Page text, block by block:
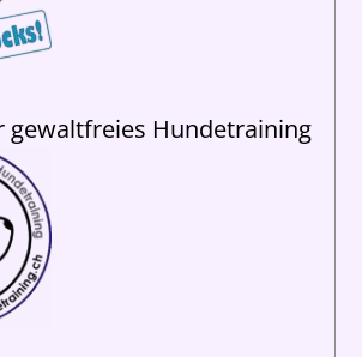
gewaltfreies Hundetraining